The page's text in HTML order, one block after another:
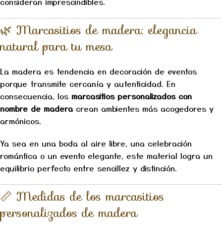
🌿 Marcasitios de madera: elegancia
natural para tu mesa
La madera es tendencia en decoración de eventos
porque transmite cercanía y autenticidad. En
consecuencia, los marcasitios personalizados con
nombre de madera crean ambientes más acogedores y
armónicos.
Ya sea en una boda al aire libre, una celebración
romántica o un evento elegante, este material logra un
equilibrio perfecto entre sencillez y distinción.
📏 Medidas de los marcasitios
personalizados de madera